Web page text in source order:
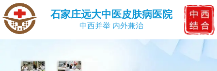
石家庄远大中医皮肤病医院
中西并举 内外兼治